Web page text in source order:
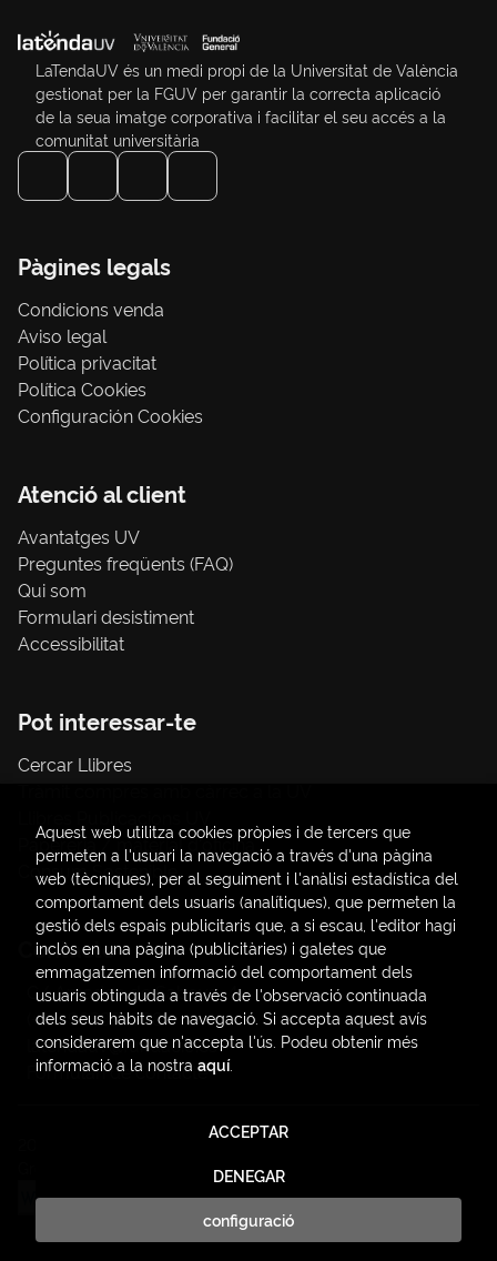
LaTendaUV és un medi propi de la Universitat de València
gestionat per la FGUV per garantir la correcta aplicació
de la seua imatge corporativa i facilitar el seu accés a la
comunitat universitària
Pàgines legals
Condicions venda
Aviso legal
Política privacitat
Política Cookies
Configuración Cookies
Atenció al client
Avantatges UV
Preguntes freqüents (FAQ)
Qui som
Formulari desistiment
Accessibilitat
Pot interessar-te
Cercar Llibres
Papereria / material d'oficina
Consum Sostenible
Contacte
C/ Amadeo de Saboya, 4
(+34) 963828968
latendauv@fundacio.es
Formulari de contacte
. Tots els Drets Reservats |
Aquest web utilitza cookies pròpies i de tercers que
permeten a l'usuari la navegació a través d'una pàgina
web (tècniques), per al seguiment i l'anàlisi estadística del
comportament dels usuaris (analítiques), que permeten la
gestió dels espais publicitaris que, a si escau, l'editor hagi
inclòs en una pàgina (publicitàries) i galetes que
emmagatzemen informació del comportament dels
usuaris obtinguda a través de l'observació continuada
dels seus hàbits de navegació. Si accepta aquest avís
considerarem que n'accepta l'ús. Podeu obtenir més
informació a la nostra aquí.
configuració
DENEGAR
ACCEPTAR